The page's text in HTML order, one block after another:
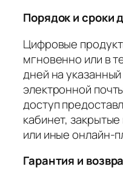
Порядок и сроки
Цифровые
мгновенно или в
дней на
электронной
доступ
кабинет,
или иные онлайн-
Гарантия и